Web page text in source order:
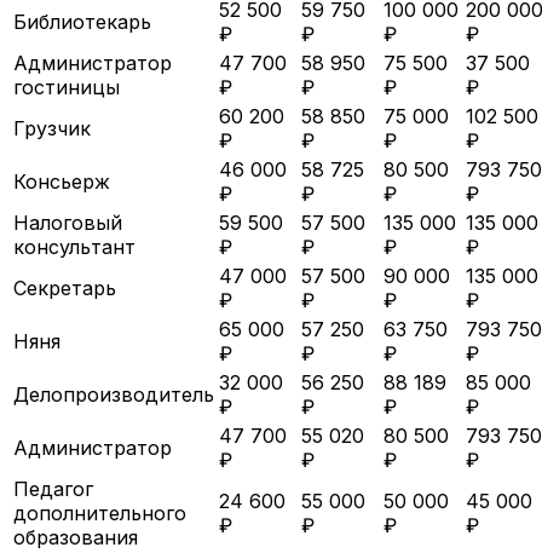
Библиотекарь
52 500
₽
59 750
₽
100 000
₽
200 000
₽
Администратор
гостиницы
47 700
₽
58 950
₽
75 500
₽
37 500
₽
Грузчик
60 200
₽
58 850
₽
75 000
₽
102 500
₽
Консьерж
46 000
₽
58 725
₽
80 500
₽
793 750
₽
Налоговый
консультант
59 500
₽
57 500
₽
135 000
₽
135 000
₽
Секретарь
47 000
₽
57 500
₽
90 000
₽
135 000
₽
Няня
65 000
₽
57 250
₽
63 750
₽
793 750
₽
Делопроизводитель 32 000
₽
56 250
₽
88 189
₽
85 000
₽
Администратор
47 700
₽
55 020
₽
80 500
₽
793 750
₽
Педагог
дополнительного
образования
24 600
₽
55 000
₽
50 000
₽
45 000
₽